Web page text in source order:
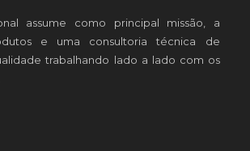
assume como principal missão, a
e uma consultoria técnica de
trabalhando lado a lado com os